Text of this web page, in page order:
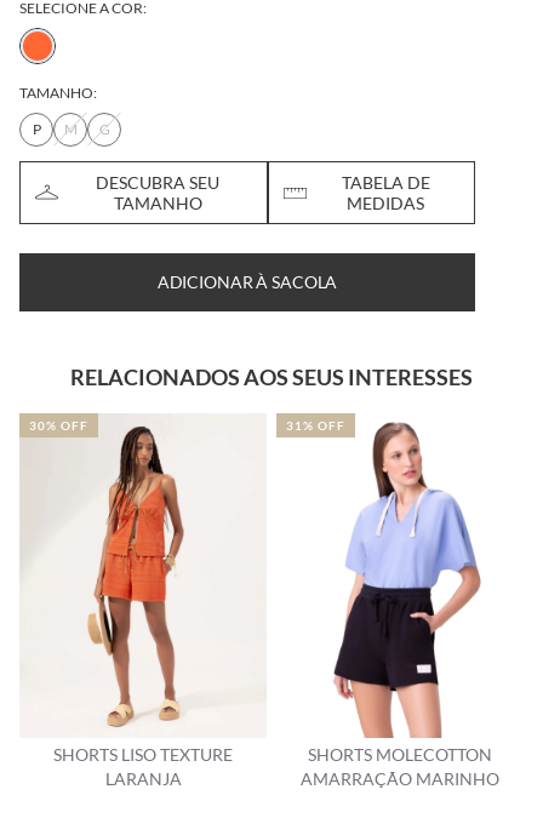
SELECIONE A COR:
TAMANHO:
P
M G
DESCUBRA SEU
TAMANHO
TABELA DE
MEDIDAS
ADICIONAR À SACOLA
RELACIONADOS AOS SEUS INTERESSES
SHORTS LISO TEXTURE
LARANJA
30% OFF
SHORTS MOLECOTTON
AMARRAÇÃO MARINHO
31% OFF